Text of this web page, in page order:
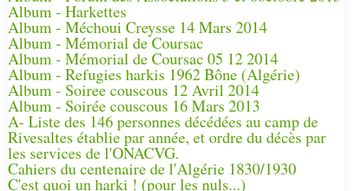
Album - Harkettes
Album - Méchoui Creysse 14 Mars 2014
Album - Mémorial de Coursac
Album - Mémorial de Coursac 05 12 2014
Album - Refugies harkis 1962 Bône (Algérie)
Album - Soiree couscous 12 Avril 2014
Album - Soirée couscous 16 Mars 2013
A- Liste des 146 personnes décédées au camp de
Rivesaltes établie par année, et ordre du décès par
les services de l'ONACVG.
Cahiers du centenaire de l'Algérie 1830/1930
C'est quoi un harki ! (pour les nuls...)